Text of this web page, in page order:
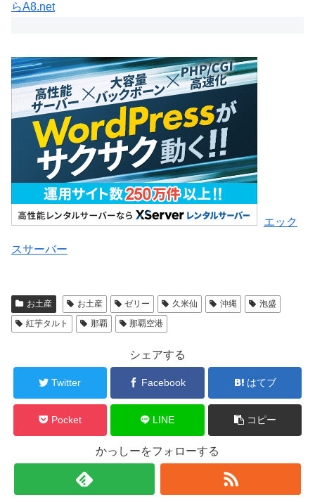
らA8.net
エック
スサーバー
お土産 お土産 ゼリー 久米仙 沖縄
泡盛
紅芋タルト
那覇 那覇空港
シェアする
Twitter Facebook はてブ
Pocket LINE コピー
かっしーをフォローする